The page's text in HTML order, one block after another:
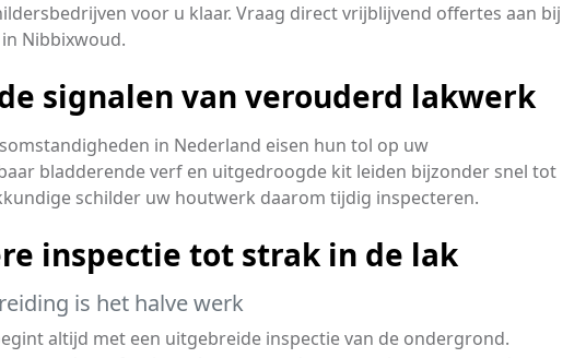
voor u klaar. Vraag direct vrijblijvend offertes aan bij
Nibbixwoud.
signalen van verouderd lakwerk
in Nederland eisen hun tol op uw
bladderende verf en uitgedroogde kit leiden bijzonder snel tot
schilder uw houtwerk daarom tijdig inspecteren.
inspectie tot strak in de lak
is het halve werk
altijd met een uitgebreide inspectie van de ondergrond.